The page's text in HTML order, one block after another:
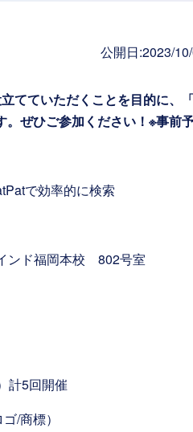
公開日:2023/
てていただくことを目的に、
ぜひご参加ください！※事前予
で効率的に検索
ンド福岡本校 802号室
計5回開催
/商標）